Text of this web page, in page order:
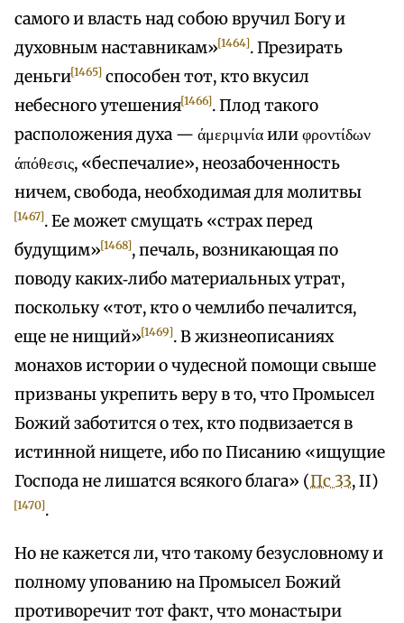
самого и власть над собою вручил Богу и
духовным наставникам»[1464]. Презирать
деньги[1465] способен тот, кто вкусил
небесного утешения[1466]. Плод такого
расположения духа — άμεριμνία или φροντίδων
άπόθεσις, «беспечалие», неозабоченность
ничем, свобода, необходимая для молитвы
[1467]. Ее может смущать «страх перед
будущим»[1468], печаль, возникающая по
поводу каких‑либо материальных утрат,
поскольку «тот, кто о чемлибо печалится,
еще не нищий»[1469]. В жизнеописаниях
монахов истории о чудесной помощи свыше
призваны укрепить веру в то, что Промысел
Божий заботится о тех, кто подвизается в
истинной нищете, ибо по Писанию «ищущие
Господа не лишатся всякого блага» (Пс 33, II)
[1470].
Но не кажется ли, что такому безусловному и
полному упованию на Промысел Божий
противоречит тот факт, что монастыри